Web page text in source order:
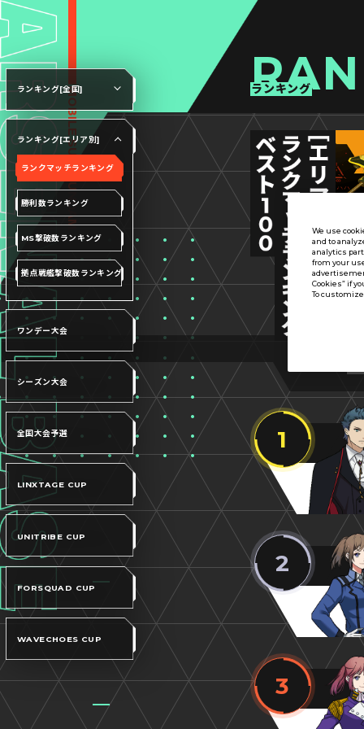
ランキング
1
2
3
ランキング[全国]
ランキング[エリア別]
ランクマッチランキング
勝利数ランキング
MS撃破数ランキング
拠点戦艦撃破数ランキング
ワンデー大会
シーズン大会
全国大会予選
LINXTAGE CUP
UNITRIBE CUP
FORSQUAD CUP
WAVECHOES CUP
We use
and to
analytics
from your
Cookies” if
To